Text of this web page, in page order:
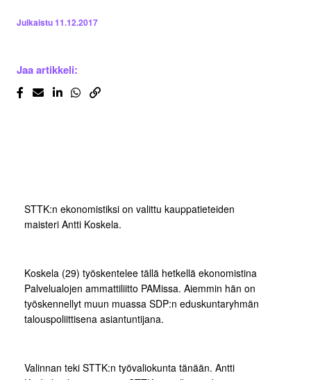
Julkaistu11.12.2017
Jaa artikkeli:
STTK:n ekonomistiksi on valittu kauppatieteiden
maisteri Antti Koskela.
Koskela (29) työskentelee tällä hetkellä ekonomistina
Palvelualojen ammattiliitto PAMissa. Aiemmin hän on
työskennellyt muun muassa SDP:n eduskuntaryhmän
talouspoliittisena asiantuntijana.
Valinnan teki STTK:n työvaliokunta tänään. Antti